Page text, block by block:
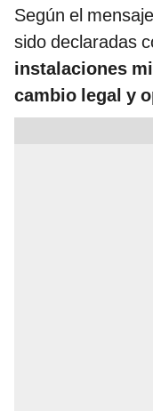
Según el
sido declaradas
instalaciones
cambio legal y